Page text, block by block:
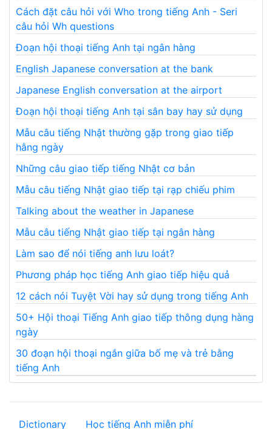
Cách đặt câu hỏi với Who trong tiếng Anh - Seri
câu hỏi Wh questions
Đoạn hội thoại tiếng Anh tại ngân hàng
English Japanese conversation at the bank
Japanese English conversation at the airport
Đoạn hội thoại tiếng Anh tại sân bay hay sử dụng
Mẫu câu tiếng Nhật thường gặp trong giao tiếp
hằng ngày
Những câu giao tiếp tiếng Nhật cơ bản
Mẫu câu tiếng Nhật giao tiếp tại rạp chiếu phim
Talking about the weather in Japanese
Mẫu câu tiếng Nhật giao tiếp tại ngân hàng
Làm sao để nói tiếng anh lưu loát?
Phương pháp học tiếng Anh giao tiếp hiệu quả
12 cách nói Tuyệt Vời hay sử dụng trong tiếng Anh
50+ Hội thoại Tiếng Anh giao tiếp thông dụng hàng
ngày
30 đoạn hội thoại ngắn giữa bố mẹ và trẻ bằng
tiếng Anh
Dictionary Học tiếng Anh miễn phí